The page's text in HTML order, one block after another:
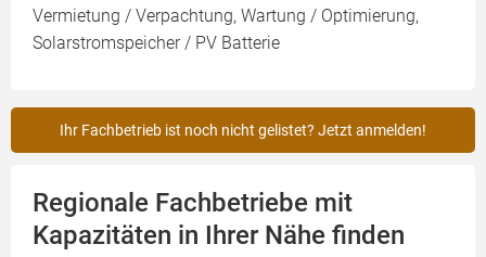
Vermietung / Verpachtung, Wartung / Optimierung,
Solarstromspeicher / PV Batterie
Ihr Fachbetrieb ist noch nicht gelistet? Jetzt anmelden!
Regionale Fachbetriebe mit
Kapazitäten in Ihrer Nähe finden